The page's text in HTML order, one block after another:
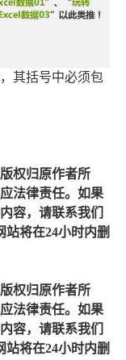
其括号中必须包
权归原作者所
法律责任。如果
容，请联系我们
站将在24小时内删
权归原作者所
法律责任。如果
容，请联系我们
站将在24小时内删